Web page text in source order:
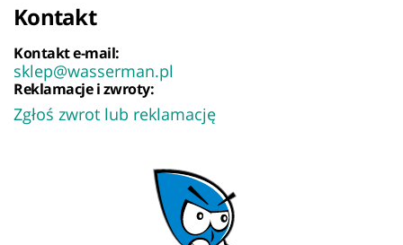
Kontakt
Kontakt e-mail:
sklep@wasserman.pl
Reklamacje i zwroty:
Zgłoś zwrot lub reklamację